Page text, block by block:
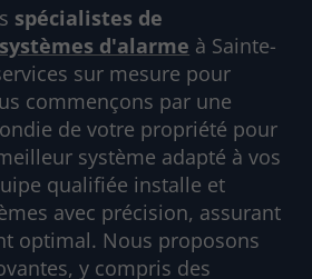
spécialistes de
d'alarme à Sainte-
sur mesure pour
commençons par une
de votre propriété pour
système adapté à vos
qualifiée installe et
avec précision, assurant
optimal. Nous proposons
y compris des